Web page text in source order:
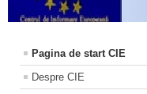
Pagina de start CIE
Despre CIE